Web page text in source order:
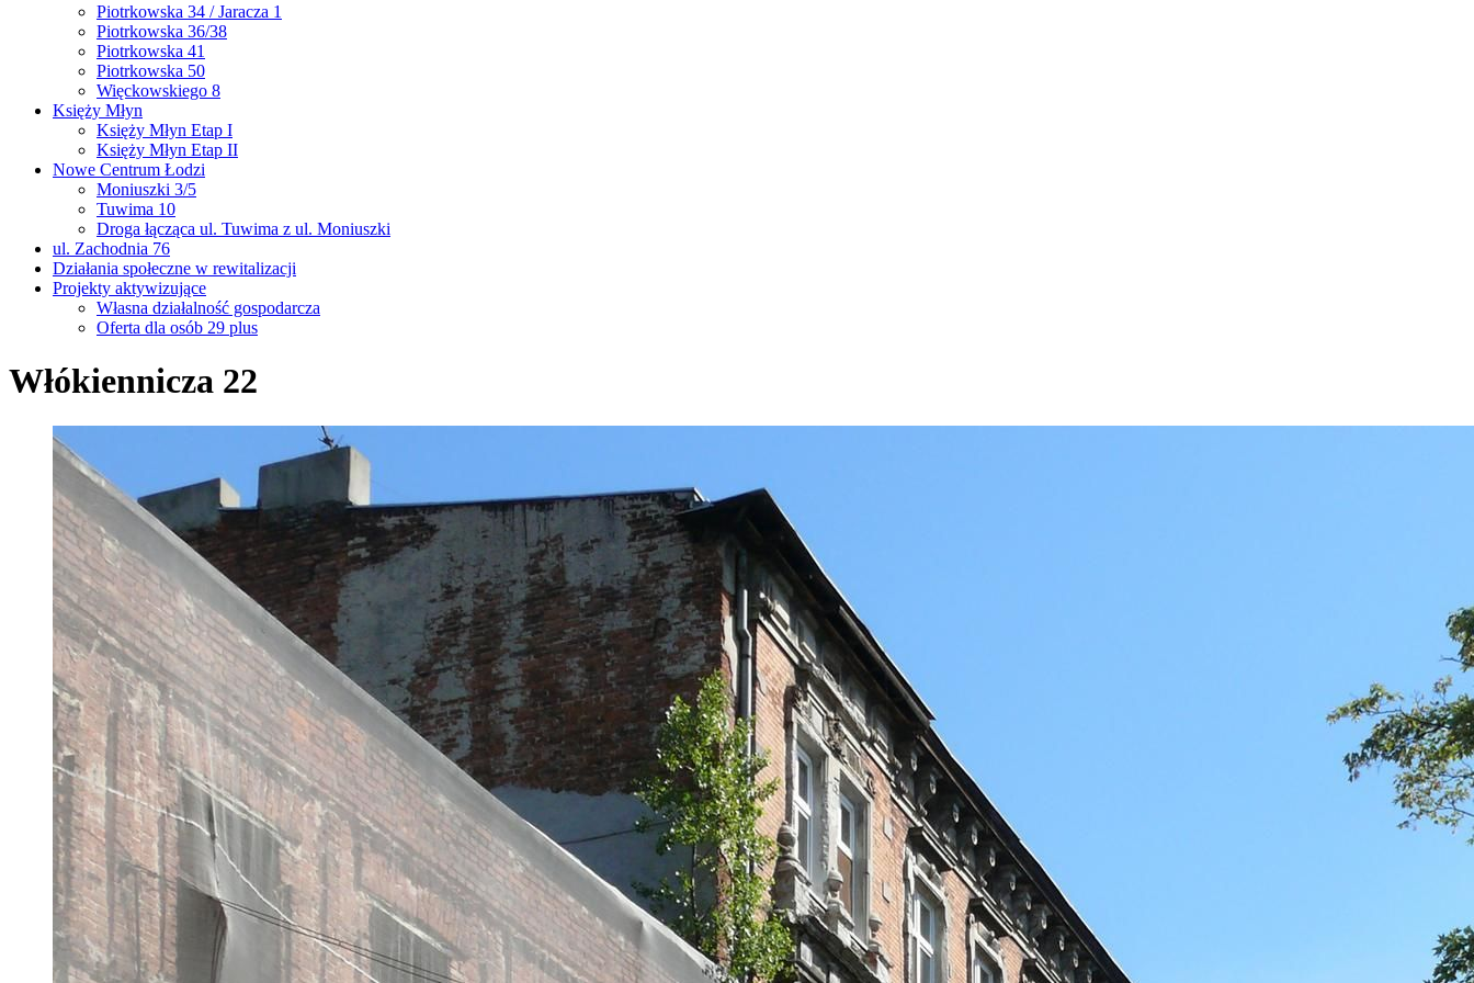
Piotrkowska 34 / Jaracza 1
Piotrkowska 36/38
Piotrkowska 41
Piotrkowska 50
Więckowskiego 8
Księży Młyn
Księży Młyn Etap I
Księży Młyn Etap II
Nowe Centrum Łodzi
Moniuszki 3/5
Tuwima 10
Droga łącząca ul. Tuwima z ul. Moniuszki
ul. Zachodnia 76
Działania społeczne w rewitalizacji
Projekty aktywizujące
Własna działalność gospodarcza
Oferta dla osób 29 plus
Włókiennicza 22